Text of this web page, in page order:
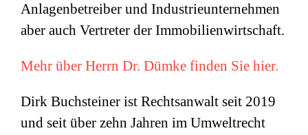
Anlagenbetreiber und Industrieunternehmen
aber auch Vertreter der Immobilienwirtschaft.
Mehr über Herrn Dr. Dümke finden Sie hier.
Dirk Buchsteiner ist Rechtsanwalt seit 2019
und seit über zehn Jahren im Umweltrecht